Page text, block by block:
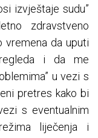
izvještaje sudu”
zdravstveno
vremena da uputi
i da me
u vezi s
pretres kako bi
s eventualnim
liječenja i